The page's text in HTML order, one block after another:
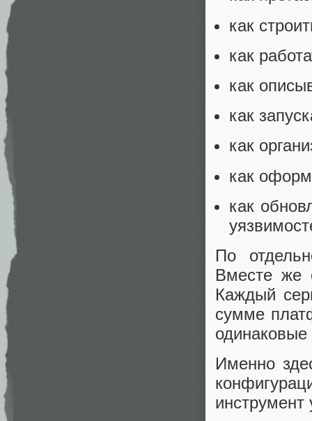
как
как
как
как
как
как
как
По
Вместе же
Каждый
сумме
Именно
инструмент